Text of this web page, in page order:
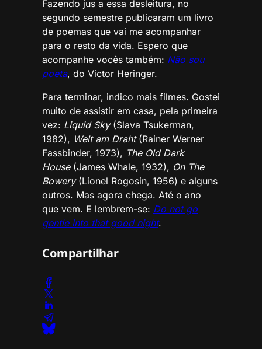
Fazendo jus a essa desleitura, no
segundo semestre publicaram um livro
de poemas que vai me acompanhar
para o resto da vida. Espero que
acompanhe vocês também: Não sou
poeta, do Victor Heringer.
Para terminar, indico mais filmes. Gostei
muito de assistir em casa, pela primeira
vez: Liquid Sky (Slava Tsukerman,
1982), Welt am Draht(Rainer Werner
Fassbinder, 1973), The Old Dark
House (James Whale, 1932), On The
Bowery(Lionel Rogosin, 1956) e alguns
outros. Mas agora chega. Até o ano
que vem. E lembrem-se: Do not go
gentle into that good night.
Compartilhar